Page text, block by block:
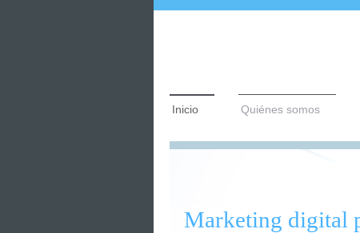
Inicio Quiénes somos
Marketing digital